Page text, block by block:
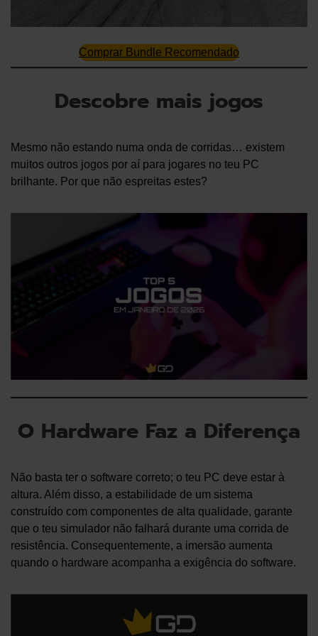
Comprar Bundle Recomendado
Descobre mais jogos
Mesmo não estando numa onda de corridas… existem
muitos outros jogos por aí para jogares no teu PC
brilhante. Por que não espreitas estes?
O Hardware Faz a Diferença
Não basta ter o software correto; o teu PC deve estar à
altura. Além disso, a estabilidade de um sistema
construído com componentes de alta qualidade, garante
que o teu simulador não falhará durante uma corrida de
resistência. Consequentemente, a imersão aumenta
quando o hardware acompanha a exigência do software.